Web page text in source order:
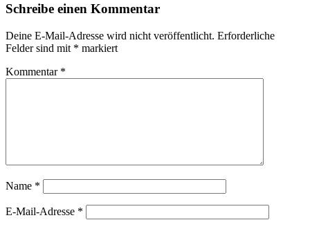
Schreibe einen Kommentar
Deine E-Mail-Adresse wird nicht veröffentlicht. Erforderliche
Felder sind mit * markiert
Kommentar *
Name *
E-Mail-Adresse *